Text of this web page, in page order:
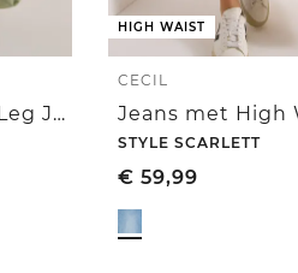
High Waist Barrel Leg Jeans in Loose Fit
HIGH WAIST
CECIL
STYLE SCARLETT
€ 59,99